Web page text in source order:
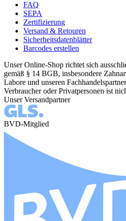
FAQ
SEPA
Zertifizierung
Versand & Retouren
Sicherheitsdatenblätter
Barcodes erstellen
Unser Online-Shop richtet sich
gemäß § 14 BGB, insbesondere
Labore und unseren
Verbraucher oder Privatpersonen ist
Unser Versandpartner
BVD-Mitglied